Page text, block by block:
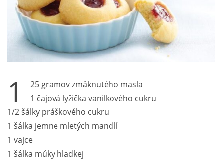
1
25 gramov zmäknutého masla
1 čajová lyžička vanilkového cukru
1/2 šálky práškového cukru
1 šálka jemne mletých mandlí
1 vajce
1 šálka múky hladkej